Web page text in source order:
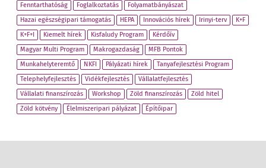
Fenntarthatóság
Foglalkoztatás
Folyamatbányászat
Hazai egészségipari támogatás
HEPA Innovációs hírek Irinyi-terv
K+F
K+F+I
Kiemelt hírek Kisfaludy Program
Kérdőív
Magyar Multi Program
Makrogazdaság
MFB Pontok
Munkahelyteremtő
NKFI Pályázati hírek
Tanyafejlesztési Program
Telephelyfejlesztés
Vidékfejlesztés
Vállalatfejlesztés
Vállalati finanszírozás
Workshop Zöld finanszírozás
Zöld hitel
Zöld kötvény
Élelmiszeripari pályázat Építőipar